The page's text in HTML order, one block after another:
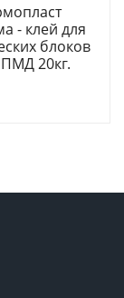
- клей для
блоков
20кг.